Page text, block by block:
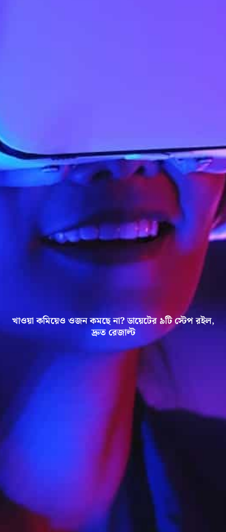
খাওয়া কমিয়েও ওজন কমছে না? ডায়েটের ৯টি স্টেপ রইল,
দ্রুত রেজাল্ট